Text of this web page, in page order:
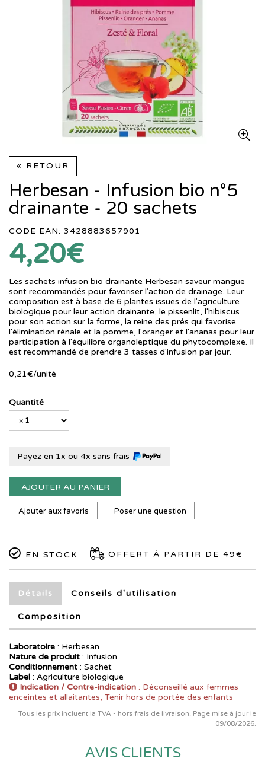
« RETOUR
Herbesan - Infusion bio n°5
drainante - 20 sachets
CODE EAN: 3428883657901
4,20€
Les sachets infusion bio drainante Herbesan saveur mangue
sont recommandés pour favoriser l'action de drainage. Leur
composition est à base de 6 plantes issues de l'agriculture
biologique pour leur action drainante, le pissenlit, l'hibiscus
pour son action sur la forme, la reine des prés qui favorise
l'élimination rénale et la pomme, l'oranger et l'ananas pour leur
participation à l'équilibre organoleptique du phytocomplexe. Il
est recommandé de prendre 3 tasses d'infusion par jour.
0,21€/unité
Quantité
Payez en 1x ou 4x sans frais
AJOUTER AU PANIER
Ajouter aux favoris Poser une question
EN STOCK OFFERT À PARTIR DE 49€
Détails Conseils d'utilisation
Composition
Laboratoire : Herbesan
Nature de produit : Infusion
Conditionnement : Sachet
Label : Agriculture biologique
Indication / Contre-indication : Déconseillé aux femmes
enceintes et allaitantes, Tenir hors de portée des enfants
Tous les prix incluent la TVA - hors frais de livraison. Page mise à jour le
09/08/2026.
AVIS CLIENTS